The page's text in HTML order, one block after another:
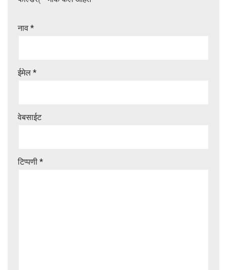
pनाव *
ईमेल *
वेबसाईट
टिप्पणी *